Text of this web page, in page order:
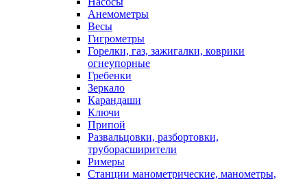
Анемометры
Весы
Гигрометры
Горелки, газ, зажигалки, коврики
огнеупорные
Гребенки
Зеркало
Карандаши
Ключи
Припой
Развальцовки, разбортовки,
труборасширители
Римеры
Станции манометрические, манометры,